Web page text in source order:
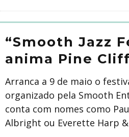
“Smooth Jazz
anima Pine
Arranca a 9 de maio o
organizado pela Smooth
conta com nomes como
Albright ou Everette Harp